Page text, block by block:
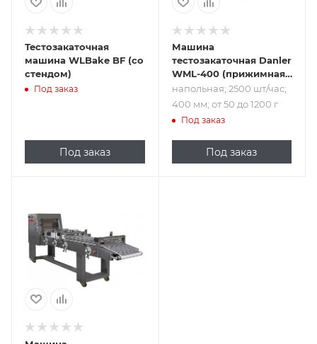
Тестозакаточная
машина WLBake BF (со
стендом)
Под заказ
Под заказ
Машина
тестозакаточная Danler
WML-400 (прижимная
плата)
напольная; 2500 шт/час;
400 мм; от 50 до 1200 г
Под заказ
Под заказ
шт/час; 550 мм; от
150 до 800 г; 500
мм; 220 В